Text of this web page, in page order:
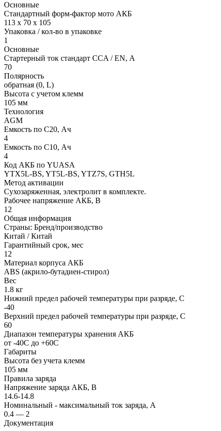
Основные
Стандартный форм-фактор мото АКБ
113 x 70 x 105
Упаковка / кол-во в упаковке
1
Основные
Стартерный ток стандарт CCA / EN, А
70
Полярность
обратная (0, L)
Высота с учетом клемм
105 мм
Технология
AGM
Емкость по С20, Ач
4
Емкость по С10, Ач
4
Код АКБ по YUASA
YTX5L-BS, YT5L-BS, YTZ7S, GTH5L
Метод активации
Сухозаряженная, электролит в комплекте.
Рабочее напряжение АКБ, B
12
Общая информация
Страны: Бренд/производство
Китай / Китай
Гарантийный срок, мес
12
Материал корпуса АКБ
ABS (акрило-бутадиен-стирол)
Вес
1.8 кг
Нижний предел рабочей температуры при разряде, С
-40
Верхний предел рабочей температуры при разряде, С
60
Диапазон температуры хранения АКБ
от -40С до +60С
Габариты
Высота без учета клемм
105 мм
Правила заряда
Напряжение заряда АКБ, В
14.6-14.8
Номинальный - максимальный ток заряда, А
0.4 — 2
Документация